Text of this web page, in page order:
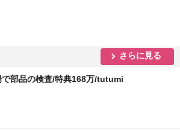
さらに見る
で部品の検査/特典168万/tutumi